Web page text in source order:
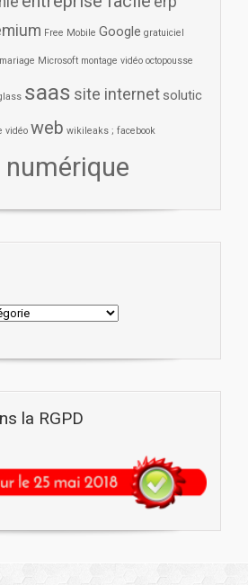
Free Mobile Google gratuiciel
mariage Microsoft montage vidéo octopousse
saas site internet solutic
vidéo web wikileaks ; facebook
la RGPD